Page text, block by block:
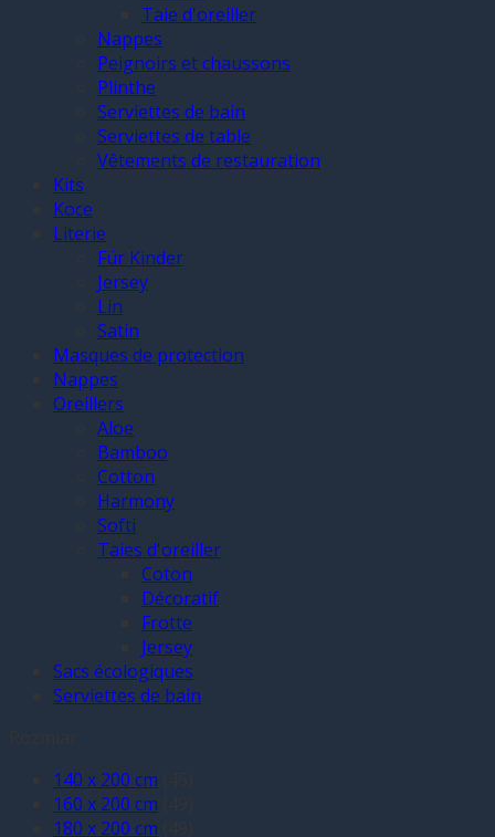
Taie d'oreiller
Nappes
Peignoirs et chaussons
Plinthe
Serviettes de bain
Serviettes de table
Vêtements de restauration
Kits
Koce
Literie
Für Kinder
Jersey
Lin
Satin
Masques de protection
Nappes
Oreillers
Aloe
Bamboo
Cotton
Harmony
Softi
Taies d'oreiller
Coton
Décoratif
Frotte
Jersey
Sacs écologiques
Serviettes de bain
140 x 200 cm
160 x 200 cm
180 x 200 cm